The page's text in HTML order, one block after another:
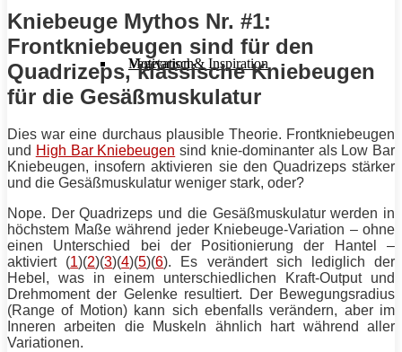
Motivation & Inspiration
Vegetarisch
Kniebeuge Mythos Nr. #1:
Frontkniebeugen sind für den
Quadrizeps, klassische Kniebeugen
für die Gesäßmuskulatur
Dies war eine durchaus plausible Theorie. Frontkniebeugen
und High Bar Kniebeugen sind knie-dominanter als Low Bar
Kniebeugen, insofern aktivieren sie den Quadrizeps stärker
und die Gesäßmuskulatur weniger stark, oder?
Nope. Der Quadrizeps und die Gesäßmuskulatur werden in
höchstem Maße während jeder Kniebeuge-Variation – ohne
einen Unterschied bei der Positionierung der Hantel –
aktiviert (1)(2)(3)(4)(5)(6). Es verändert sich lediglich der
Hebel, was in einem unterschiedlichen Kraft-Output und
Drehmoment der Gelenke resultiert. Der Bewegungsradius
(Range of Motion) kann sich ebenfalls verändern, aber im
Inneren arbeiten die
Muskeln ähnlich hart während aller
Variationen.